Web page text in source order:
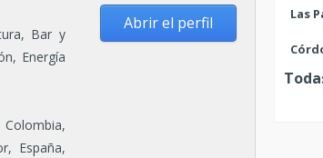
Bar y
Energía
España,
Abrir el perfil Las